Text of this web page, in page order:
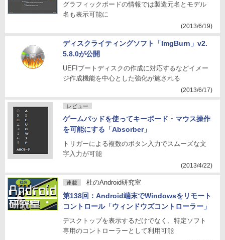
グラフィックボードの情報では製造元名とモデル
名も表示可能に
(2013/6/19)
ディスクライティングソフト「ImgBurn」v2.
5.8.0が公開
UEFIブートディスクの作成に対応するなどイメー
ジ作成機能を中心とした強化が施される
(2013/6/17)
レビュー
ゲームパッドを使ってキーボード・マウス操作
を可能にする「Absorber」
トリガーによる複数のボタン入力でスムーズな文
字入力が可能
(2013/4/22)
連載 杜のAndroid研究室
第138回：Android端末でWindowsをリモート
コントロール「ウィンドウズコントローラー」
デスクトップを表示するだけでなく、特定ソフト
専用のコントローラーとして利用可能